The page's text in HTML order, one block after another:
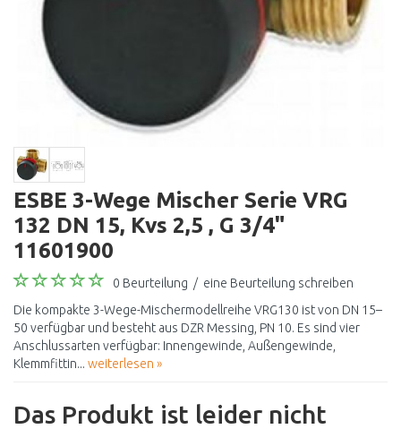
ESBE 3-Wege Mischer Serie VRG
132 DN 15, Kvs 2,5 , G 3/4"
11601900
0 Beurteilung / eine Beurteilung schreiben
Die kompakte 3-Wege-Mischermodellreihe VRG130 ist von DN 15–
50 verfügbar und besteht aus DZR Messing, PN 10. Es sind vier
Anschlussarten verfügbar: Innengewinde, Außengewinde,
Klemmfittin... weiterlesen »
Das Produkt ist leider nicht